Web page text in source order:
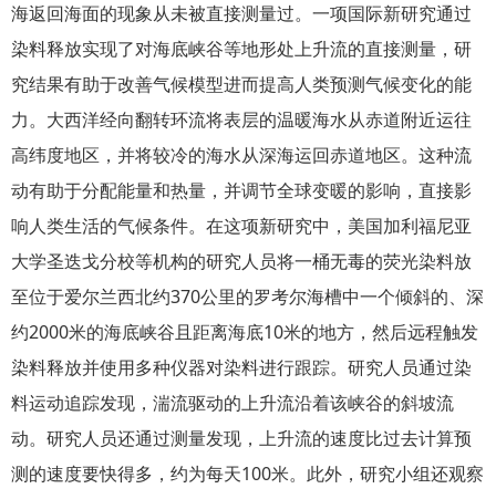
海返回海面的现象从未被直接测量过。一项国际新研究通过
染料释放实现了对海底峡谷等地形处上升流的直接测量，研
究结果有助于改善气候模型进而提高人类预测气候变化的能
力。大西洋经向翻转环流将表层的温暖海水从赤道附近运往
高纬度地区，并将较冷的海水从深海运回赤道地区。这种流
动有助于分配能量和热量，并调节全球变暖的影响，直接影
响人类生活的气候条件。在这项新研究中，美国加利福尼亚
大学圣迭戈分校等机构的研究人员将一桶无毒的荧光染料放
至位于爱尔兰西北约370公里的罗考尔海槽中一个倾斜的、深
约2000米的海底峡谷且距离海底10米的地方，然后远程触发
染料释放并使用多种仪器对染料进行跟踪。研究人员通过染
料运动追踪发现，湍流驱动的上升流沿着该峡谷的斜坡流
动。研究人员还通过测量发现，上升流的速度比过去计算预
测的速度要快得多，约为每天100米。此外，研究小组还观察